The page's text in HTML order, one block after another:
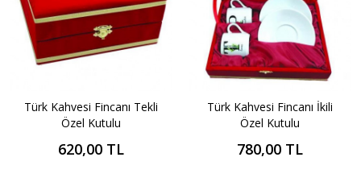
Türk Kahvesi Fincanı Tekli
Özel Kutulu
620,00 TL
Türk Kahvesi Fincanı İkili
Özel Kutulu
780,00 TL